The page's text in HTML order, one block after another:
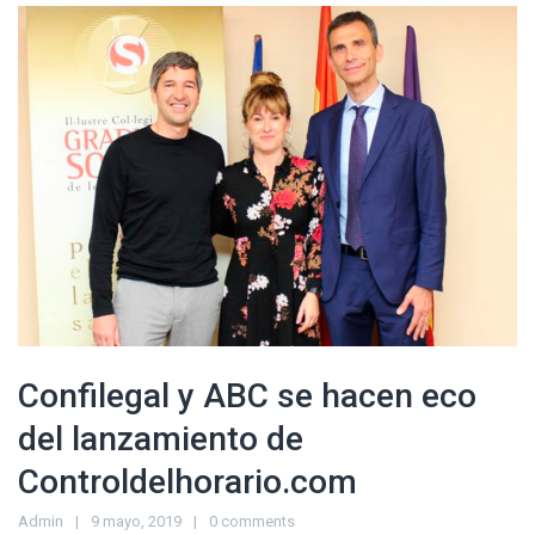
Confilegal y ABC se hacen eco
del lanzamiento de
Controldelhorario.com
Admin 9 mayo, 2019 0 comments